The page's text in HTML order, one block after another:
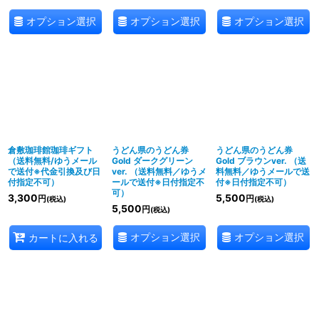
オプション選択 オプション選択 オプション選択
倉敷珈琲館珈琲ギフト
（送料無料/ゆうメール
で送付※代金引換及び日
付指定不可）
3,300 円 (税込)
カートに入れる
うどん県のうどん券
Gold ダークグリーン
ver. （送料無料／ゆうメ
ールで送付※日付指定不
可）
5,500 円 (税込)
オプション選択
うどん県のうどん券
Gold ブラウンver. （送
料無料／ゆうメールで送
付※日付指定不可）
5,500 円 (税込)
オプション選択